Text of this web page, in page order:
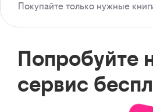
Покупайте только нужные
Попробуйте
сервис